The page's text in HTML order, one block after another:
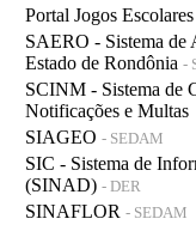
Portal Jogos Escolares
SAERO - Sistema de
Estado de Rondônia -
SCINM - Sistema de
Notificações e Multas
SIAGEO - SEDAM
SIC - Sistema de
(SINAD) - DER
SINAFLOR - SEDAM